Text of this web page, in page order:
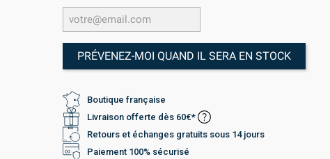
PRÉVENEZ-MOI QUAND IL SERA EN STOCK
Boutique française
Livraison offerte dès 60€*
Retours et échanges gratuits sous 14 jours
Paiement 100% sécurisé